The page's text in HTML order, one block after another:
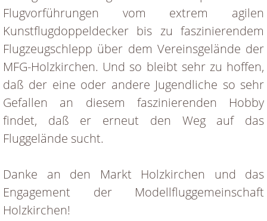
Flugvorführungen vom extrem agilen
Kunstflugdoppeldecker bis zu faszinierendem
Flugzeugschlepp über dem Vereinsgelände der
MFG-Holzkirchen. Und so bleibt sehr zu hoffen,
daß der eine oder andere Jugendliche so sehr
Gefallen an diesem faszinierenden Hobby
findet, daß er erneut den Weg auf das
Fluggelände sucht.
Danke an den Markt Holzkirchen und das
Engagement der Modellfluggemeinschaft
Holzkirchen!